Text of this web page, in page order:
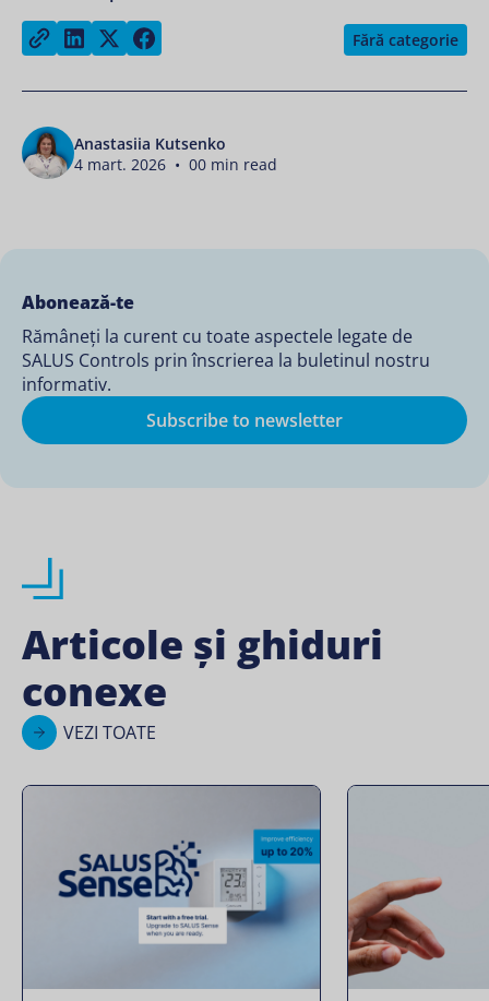
Copy linkShare on LinkedIn
Share on Twitter Fără categorie
Anastasiia Kutsenko
4 mart. 2026 • 00 min read
Abonează-te
Rămâneți la curent cu toate aspectele legate de
SALUS Controls prin înscrierea la buletinul nostru
informativ.
Subscribe to newsletter
Articole și ghiduri
conexe
VEZI TOATE